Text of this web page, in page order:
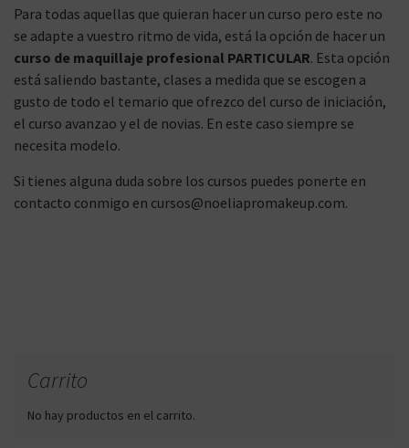
Para todas aquellas que quieran hacer un curso pero este no
se adapte a vuestro ritmo de vida, está la opción de hacer un
curso de maquillaje profesional PARTICULAR. Esta opción
está saliendo bastante, clases a medida que se escogen a
gusto de todo el temario que ofrezco del curso de iniciación,
el curso avanzao y el de novias. En este caso siempre se
necesita modelo.
Si tienes alguna duda sobre los cursos puedes ponerte en
contacto conmigo en cursos@noeliapromakeup.com.
Carrito
No hay productos en el carrito.